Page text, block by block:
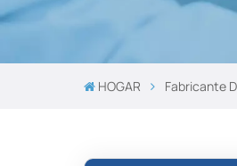
HOGAR Fabricante